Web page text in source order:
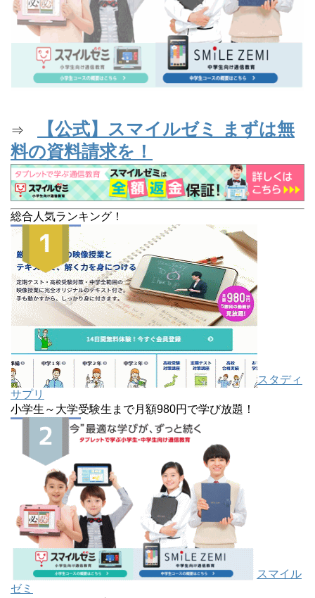
⇒
【公式】スマイルゼミ まずは無
料の資料請求を！
総合人気ランキング！
スタディ
サプリ
小学生～大学受験生まで月額980円で学び放題！
スマイル
ゼミ